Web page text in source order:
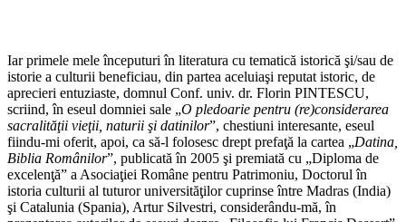
Iar primele mele începuturi în literatura cu tematică istorică şi/sau de
istorie a culturii beneficiau, din partea aceluiaşi reputat istoric, de
aprecieri entuziaste, domnul Conf. univ. dr. Florin PINTESCU,
scriind, în eseul domniei sale „O pledoarie pentru (re)considerarea
sacralităţii vieţii, naturii şi datinilor”, chestiuni interesante, eseul
fiindu-mi oferit, apoi, ca să-l folosesc drept prefaţă la cartea „Datina,
Biblia Românilor”, publicată în 2005 şi premiată cu „Diploma de
excelenţă” a Asociaţiei Române pentru Patrimoniu, Doctorul în
istoria culturii al tuturor universităţilor cuprinse între Madras (India)
şi Catalunia (Spania), Artur Silvestri, considerându-mă, în